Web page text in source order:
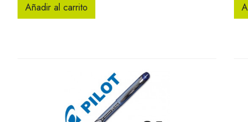
Añadir al carrito